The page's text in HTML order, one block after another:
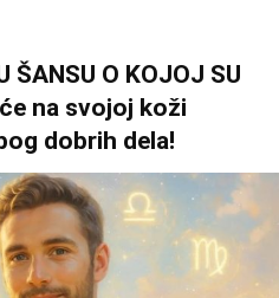
ŠANSU O KOJOJ SU
na svojoj koži
dobrih dela!